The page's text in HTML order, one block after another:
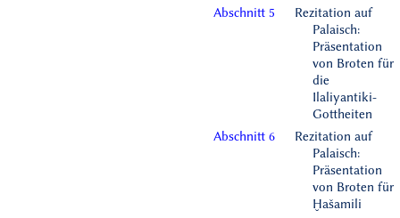
Abschnitt 5
Rezitation auf
Palaisch:
Präsentation
von Broten für
die
Ilaliyantiki-
Gottheiten
Abschnitt 6
Rezitation auf
Palaisch:
Präsentation
von Broten für
Ḫašamili